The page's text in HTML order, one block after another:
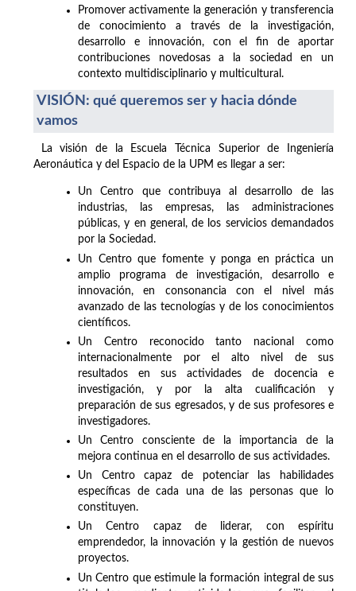
Promover activamente la generación y transferencia
de conocimiento a través de la investigación,
desarrollo e innovación, con el fin de aportar
contribuciones novedosas a la sociedad en un
contexto multidisciplinario y multicultural.
VISIÓN: qué queremos ser y hacia dónde
vamos
La visión de la Escuela Técnica Superior de Ingeniería
Aeronáutica y del Espacio de la UPM es llegar a ser:
Un Centro que contribuya al desarrollo de las
industrias, las empresas, las administraciones
públicas, y en general, de los servicios demandados
por la Sociedad.
Un Centro que fomente y ponga en práctica un
amplio programa de investigación, desarrollo e
innovación, en consonancia con el nivel más
avanzado de las tecnologías y de los conocimientos
científicos.
Un Centro reconocido tanto nacional como
internacionalmente por el alto nivel de sus
resultados en sus actividades de docencia e
investigación, y por la alta cualificación y
preparación de sus egresados, y de sus profesores e
investigadores.
Un Centro consciente de la importancia de la
mejora continua en el desarrollo de sus actividades.
Un Centro capaz de potenciar las habilidades
específicas de cada una de las personas que lo
constituyen.
Un Centro capaz de liderar, con espíritu
emprendedor, la innovación y la gestión de nuevos
proyectos.
Un Centro que estimule la formación integral de sus